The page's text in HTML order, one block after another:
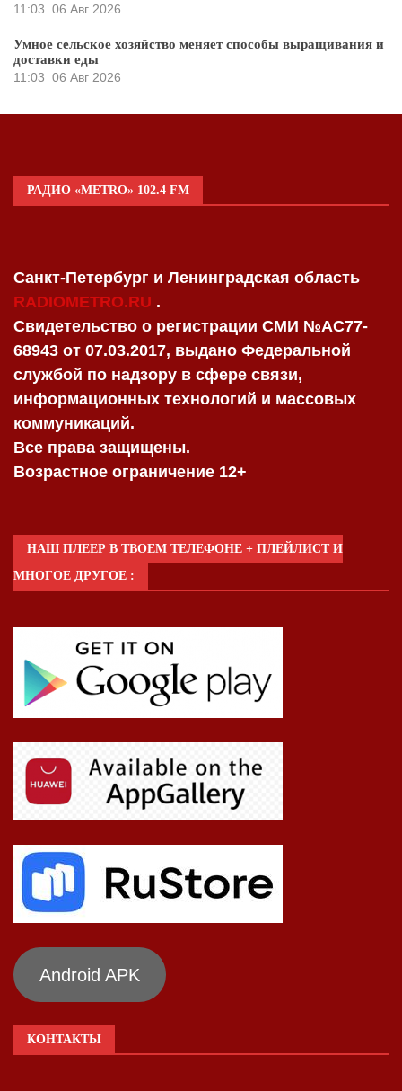
11:03 06 Авг 2026
Умное сельское хозяйство меняет способы выращивания и
доставки еды
11:03 06 Авг 2026
РАДИО «METRO» 102.4 FM
Санкт-Петербург и Ленинградская область
RADIOMETRO.RU .
Свидетельство о регистрации СМИ №AC77-
68943 от 07.03.2017, выдано Федеральной
службой по надзору в сфере связи,
информационных технологий и массовых
коммуникаций.
Все права защищены.
Возрастное ограничение 12+
НАШ ПЛЕЕР В ТВОЕМ ТЕЛЕФОНЕ + ПЛЕЙЛИСТ И
МНОГОЕ ДРУГОЕ :
Android APK
КОНТАКТЫ